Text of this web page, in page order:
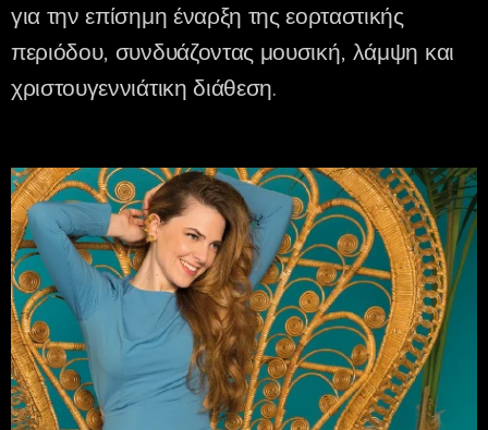
για την επίσημη έναρξη της εορταστικής
περιόδου, συνδυάζοντας μουσική, λάμψη και
χριστουγεννιάτικη διάθεση.